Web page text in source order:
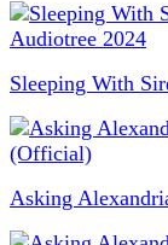
Sleeping With
Asking